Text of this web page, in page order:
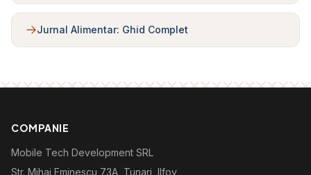
Jurnal Alimentar: Ghid Complet
COMPANIE
Mobile Tech Development SRL
Str. Mihai Eminescu 73A, Tunari, Ilfov